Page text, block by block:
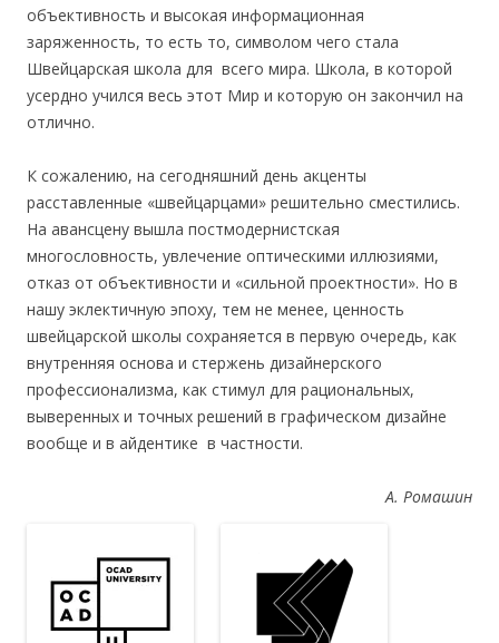
объективность и высокая информационная
заряженность, то есть то, символом чего стала
Швейцарская школа для всего мира. Школа, в которой
усердно учился весь этот Мир и которую он закончил на
отлично.
К сожалению, на сегодняшний день акценты
расставленные «швейцарцами» решительно сместились.
На авансцену вышла постмодернистская
многословность, увлечение оптическими иллюзиями,
отказ от объективности и «сильной проектности». Но в
нашу эклектичную эпоху, тем не менее, ценность
швейцарской школы сохраняется в первую очередь, как
внутренняя основа и стержень дизайнерского
профессионализма, как стимул для рациональных,
выверенных и точных решений в графическом дизайне
вообще и в айдентике в частности.
А. Ромашин